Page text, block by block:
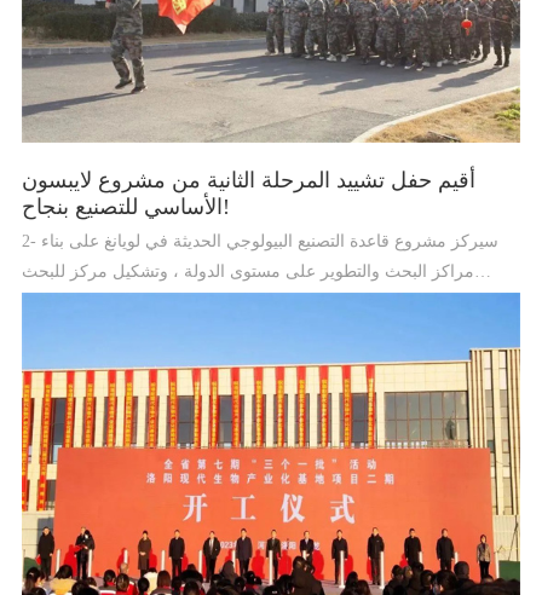
أقيم حفل تشييد المرحلة الثانية من مشروع لايبسون
الأساسي للتصنيع بنجاح!
2- سيركز مشروع قاعدة التصنيع البيولوجي الحديثة في لويانغ على بناء
مراكز البحث والتطوير على مستوى الدولة ، وتشكيل مركز للبحث
تنمية المواهب المبتكرة وتحويل الإنجازات العلمية والتكنولوجية.